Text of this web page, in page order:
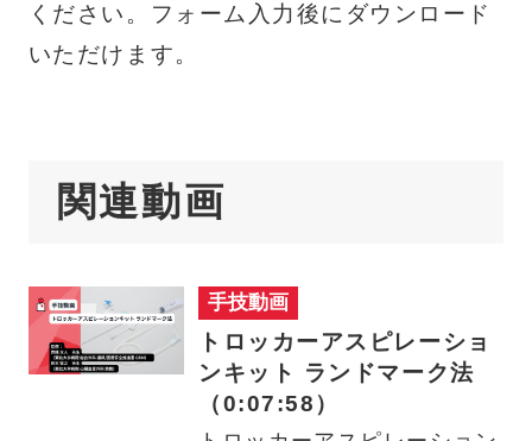
ください。フォーム入力後にダウンロード
いただけます。
関連動画
手技動画
トロッカーアスピレーショ
ンキット ランドマーク法
（0:07:58）